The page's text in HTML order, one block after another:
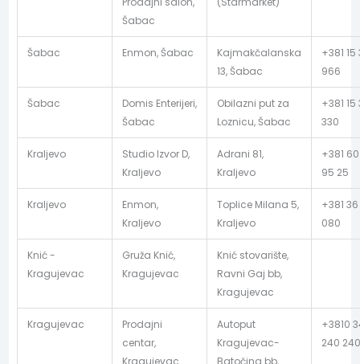
Šabac
Šabac Enmon, Šabac
Kajmakčalanska
13, Šabac
+381 15
966
Šabac
Domis Enterijeri,
Šabac
Obilazni put za
Loznicu, Šabac
+381 15
330
Kraljevo
Studio Izvor D,
Kraljevo
Adrani 81,
Kraljevo
+381
95 25
Kraljevo
Enmon,
Kraljevo
Toplice Milana 5,
Kraljevo
+381
080
Knić -
Kragujevac
Gruža Knić,
Kragujevac
Knić stovarište,
Ravni Gaj bb,
Kragujevac
Kragujevac
Prodajni
centar,
Kragujevac
Autoput
Kragujevac-
Batočina bb,
+3810
240 240